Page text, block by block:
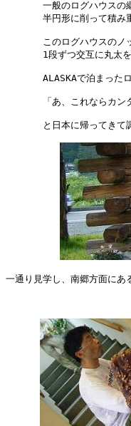
一般のログハウスの継ぎ
半円形に削って積み重
このログハウスのノッチ
1段ずつ交互に丸太を重
ALASKAで泊まったログ
「あ、これならカンタン
と日本に帰ってきて調べ
一通り見学し、南郷方面にあ